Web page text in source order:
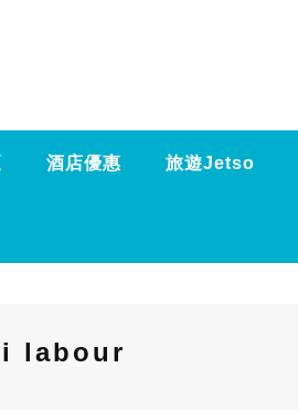
酒店優惠 旅遊Jetso
labour